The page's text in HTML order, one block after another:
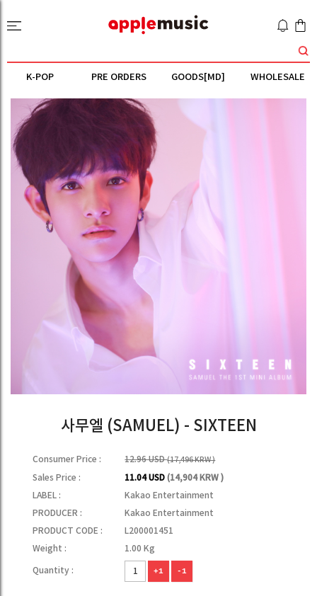
K-POP PRE ORDERS GOODS[MD] WHOLESALE
사무엘 (SAMUEL) - SIXTEEN
Consumer Price : 12.96 USD(17,496 KRW )
Sales Price : 11.04 USD(14,904 KRW )
LABEL :
Kakao Entertainment
PRODUCER :
Kakao Entertainment
PRODUCT CODE :
L200001451
Weight :
1.00 Kg
Quantity : +1 -1